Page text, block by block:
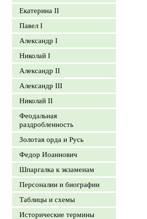
Екатерина II
Павел I
Александр I
Николай I
Александр II
Александр III
Николай II
Феодальная
раздробленность
Золотая орда и Русь
Федор Иоаннович
Шпаргалка к экзаменам
Персоналии и биографии
Таблицы и схемы
Исторические термины